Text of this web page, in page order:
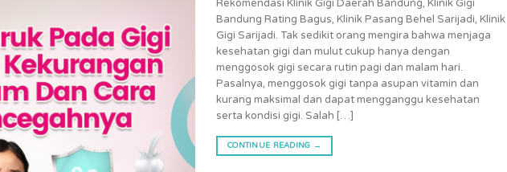
Rekomendasi Klinik Gigi Daerah Bandung, Klinik Gigi
Bandung Rating Bagus, Klinik Pasang Behel Sarijadi, Klinik
Gigi Sarijadi. Tak sedikit orang mengira bahwa menjaga
kesehatan gigi dan mulut cukup hanya dengan
menggosok gigi secara rutin pagi dan malam hari.
Pasalnya, menggosok gigi tanpa asupan vitamin dan
kurang maksimal dan dapat mengganggu kesehatan
serta kondisi gigi. Salah […]
CONTINUE READING →